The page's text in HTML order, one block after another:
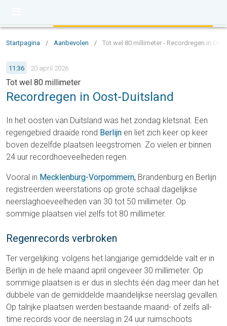
Startpagina / Aanbevolen / Tot wel 80 millimeter - Recordregen in
11:36 20 april 2026
Tot wel 80 millimeter
Recordregen in Oost-Duitsland
In het oosten van Duitsland was het zondag kletsnat. Een
regengebied draaide rond Berlijn en liet zich keer op keer
boven dezelfde plaatsen leegstromen. Zo vielen er binnen
24 uur recordhoeveelheden regen.
Vooral in Mecklenburg-Vorpommern, Brandenburg en Berlijn
registreerden weerstations op grote schaal dagelijkse
neerslaghoeveelheden van 30 tot 50 millimeter. Op
sommige plaatsen viel zelfs tot 80 millimeter.
Regenrecords verbroken
Ter vergelijking: volgens het langjarige gemiddelde valt er in
Berlijn in de hele maand april ongeveer 30 millimeter. Op
sommige plaatsen is er dus in slechts één dag meer dan het
dubbele van de gemiddelde maandelijkse neerslag gevallen.
Op talrijke plaatsen werden bestaande maand- of zelfs all-
time records voor de neerslag in 24 uur ruimschoots